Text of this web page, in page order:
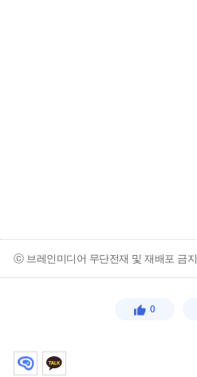
ⓒ 브레인미디어 무단전재 및 재배포 금지
0